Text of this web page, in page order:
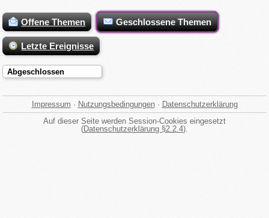
Offene Themen Geschlossene Themen
Letzte Ereignisse
Abgeschlossen
Impressum · Nutzungsbedingungen· Datenschutzerklärung
Auf dieser Seite werden Session-Cookies eingesetzt
(Datenschutzerklärung §2.2.4).